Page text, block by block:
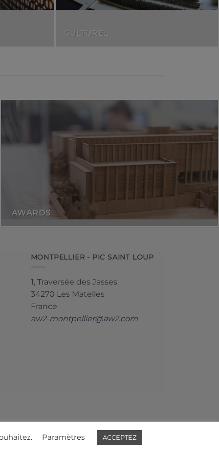
CULTUREL
AWARDS
MONTPELLIER - PIC SAINT LOUP
1, Traversée des Jasses
34270 Les Matelles
France
aw2-montpellier@aw2.com
Paramètres ACCEPTEZ